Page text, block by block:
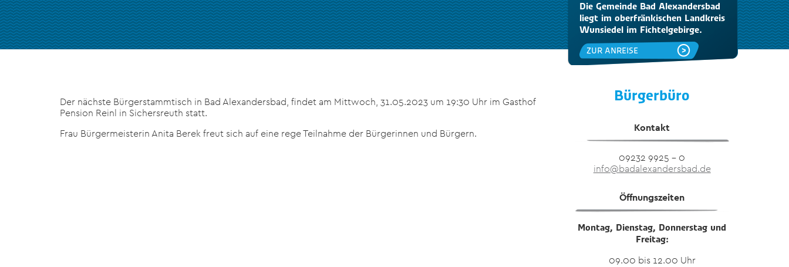
Die Gemeinde Bad Alexandersbad
liegt im oberfränkischen Landkreis
Wunsiedel im Fichtelgebirge.
ZUR ANREISE
Der nächste Bürgerstammtisch in Bad Alexandersbad, findet am Mittwoch, 31.05.2023 um 19:30 Uhr im Gasthof
Pension Reinl in Sichersreuth statt.
Frau Bürgermeisterin Anita Berek freut sich auf eine rege Teilnahme der Bürgerinnen und Bürgern.
Bürgerbüro
Kontakt
09232 9925 – 0
info@badalexandersbad.de
Öffnungszeiten
Montag, Dienstag, Donnerstag und
Freitag:
09.00 bis 12.00 Uhr